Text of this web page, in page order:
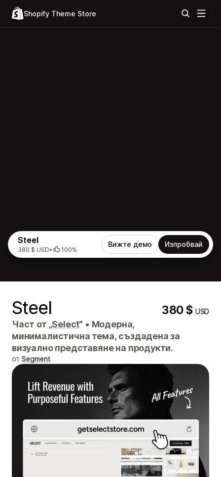
Shopify Theme Store
Steel
380 $ USD• 100%
Вижте демо Изпробвай
Steel 380 $USD
Част от „Select“ • Модерна,
минималистична тема, създадена за
визуално представяне на продукти.
от Segment